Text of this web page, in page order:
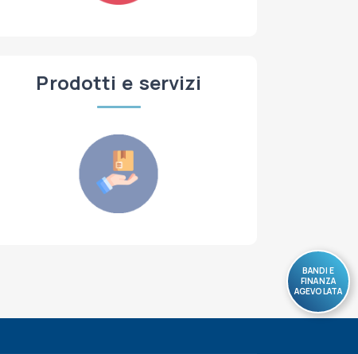
BANDI E
FINANZA
AGEVOLATA
Prodotti e servizi